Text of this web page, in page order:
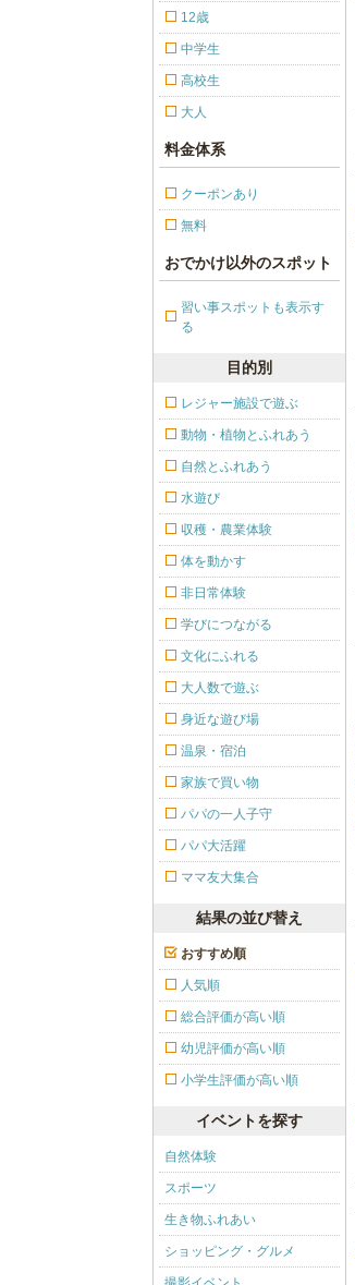
12歳
中学生
高校生
大人
料金体系
クーポンあり
無料
おでかけ以外のスポット
習い事スポットも表示す
る
目的別
レジャー施設で遊ぶ
動物・植物とふれあう
自然とふれあう
水遊び
収穫・農業体験
体を動かす
非日常体験
学びにつながる
文化にふれる
大人数で遊ぶ
身近な遊び場
温泉・宿泊
家族で買い物
パパの一人子守
パパ大活躍
ママ友大集合
結果の並び替え
おすすめ順
人気順
総合評価が高い順
幼児評価が高い順
小学生評価が高い順
イベントを探す
自然体験
スポーツ
生き物ふれあい
ショッピング・グルメ